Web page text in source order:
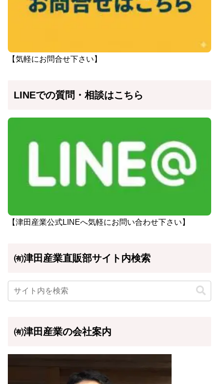
【気軽にお問合せ下さい】
LINEでの質問・相談はこちら
【津田産業公式LINEへ気軽にお問い合わせ下さい】
㈲津田産業直販部サイト内検索
㈲津田産業の会社案内